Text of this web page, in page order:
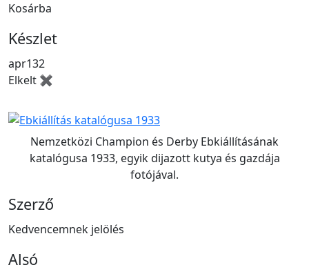
Kosárba
Készlet
apr132
Elkelt ✖
Nemzetközi Champion és Derby Ebkiállításának
katalógusa 1933, egyik dijazott kutya és gazdája
fotójával.
Szerző
Kedvencemnek jelölés
Alsó